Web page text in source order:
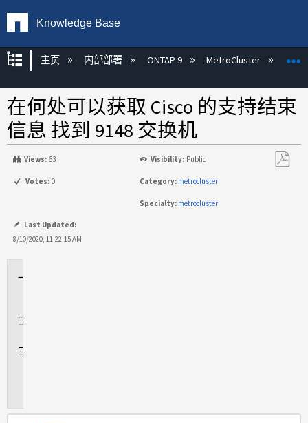
Knowledge Base
扩展/隐缩全局层次
主页 内部部署 ONTAP 9 MetroCluster
在何处可以获取 Cisco 的支持结束
信息 找到 9148 交换机
Views: 63 Visibility: Public
Votes: 0 Category: metrocluster
Specialty: metrocluster
Last Updated:
8/10/2020, 11:22:15 AM